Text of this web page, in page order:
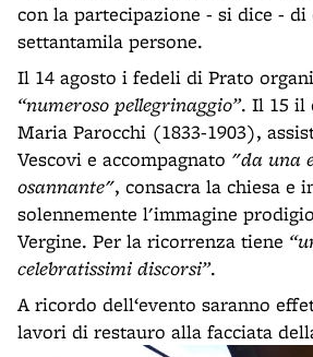
con la partecipazione - si dice - di
settantamila persone.
Il 14 agosto i fedeli di Prato
“numeroso pellegrinaggio”. Il 15 il
Maria Parocchi (1833-1903),
Vescovi e accompagnato "da una
osannante", consacra la chiesa e
solennemente l'immagine
Vergine. Per la ricorrenza tiene
celebratissimi discorsi”.
A ricordo dell‘evento saranno
lavori di restauro alla facciata